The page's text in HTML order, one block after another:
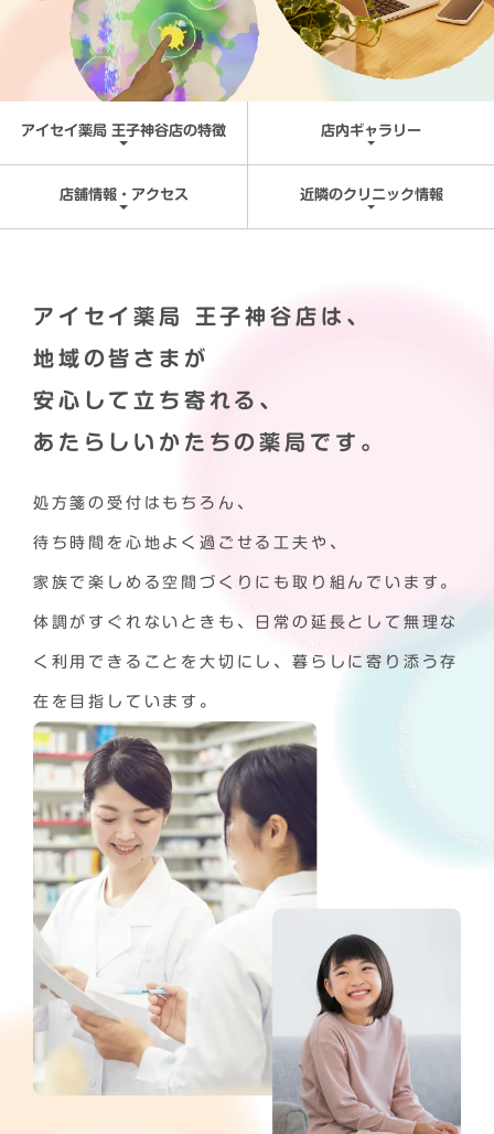
アイセイ薬局 王子神谷店の特徴 店内ギャラリー
店舗情報・アクセス 近隣のクリニック情報
アイセイ薬局 王子神谷店は、
地域の皆さまが
安心して立ち寄れる、
あたらしいかたちの薬局です。
処方箋の受付はもちろん、
待ち時間を心地よく過ごせる工夫や、
家族で楽しめる空間づくりにも取り組んでいます。
体調がすぐれないときも、日常の延長として 無理な
く利用できることを大切にし、暮らしに寄り添う存
在を目指しています。